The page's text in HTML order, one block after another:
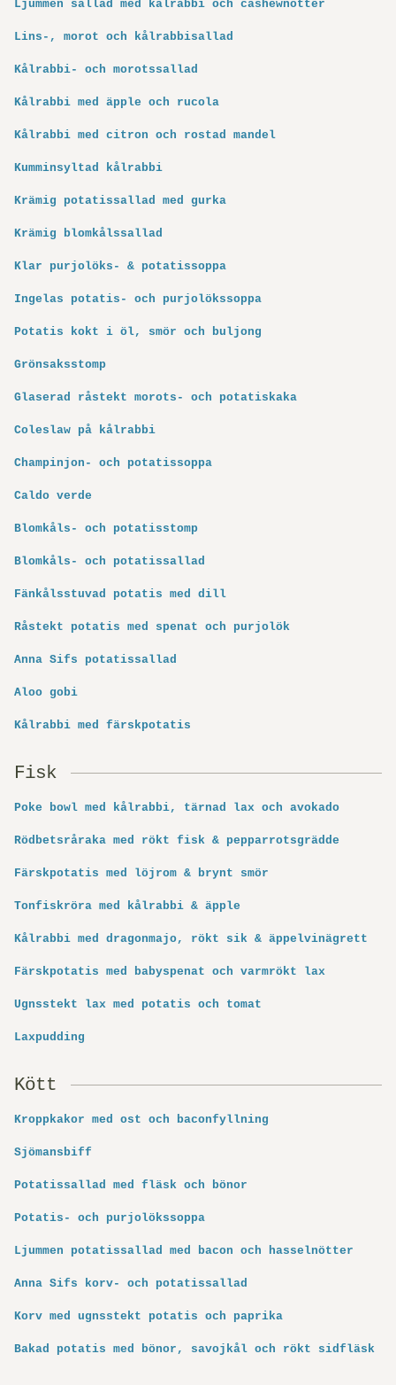
Ljummen sallad med kålrabbi och cashewnötter
Lins-, morot och kålrabbisallad
Kålrabbi- och morotssallad
Kålrabbi med äpple och rucola
Kålrabbi med citron och rostad mandel
Kumminsyltad kålrabbi
Krämig potatissallad med gurka
Krämig blomkålssallad
Klar purjolöks- & potatissoppa
Ingelas potatis- och purjolökssoppa
Potatis kokt i öl, smör och buljong
Grönsaksstomp
Glaserad råstekt morots- och potatiskaka
Coleslaw på kålrabbi
Champinjon- och potatissoppa
Caldo verde
Blomkåls- och potatisstomp
Blomkåls- och potatissallad
Fänkålsstuvad potatis med dill
Råstekt potatis med spenat och purjolök
Anna Sifs potatissallad
Aloo gobi
Kålrabbi med färskpotatis
Fisk
Poke bowl med kålrabbi, tärnad lax och avokado
Rödbetsråraka med rökt fisk & pepparrotsgrädde
Färskpotatis med löjrom & brynt smör
Tonfiskröra med kålrabbi & äpple
Kålrabbi med dragonmajo, rökt sik & äppelvinägrett
Färskpotatis med babyspenat och varmrökt lax
Ugnsstekt lax med potatis och tomat
Laxpudding
Kött
Kroppkakor med ost och baconfyllning
Sjömansbiff
Potatissallad med fläsk och bönor
Potatis- och purjolökssoppa
Ljummen potatissallad med bacon och hasselnötter
Anna Sifs korv- och potatissallad
Korv med ugnsstekt potatis och paprika
Bakad potatis med bönor, savojkål och rökt sidfläsk